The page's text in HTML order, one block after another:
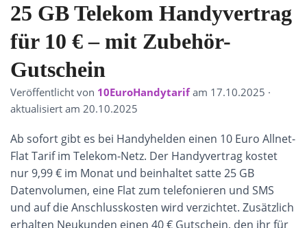
N
25 GB Telekom Handyvertrag
für 10 € – mit Zubehör-
Gutschein
Veröffentlicht von 10EuroHandytarifam 17.10.2025 ·
aktualisiert am 20.10.2025
Ab sofort gibt es bei Handyhelden einen 10 Euro Allnet-
Flat Tarif im Telekom-Netz. Der Handyvertrag kostet
nur 9,99 € im Monat und beinhaltet satte 25 GB
Datenvolumen, eine Flat zum telefonieren und SMS
und auf die Anschlusskosten wird verzichtet. Zusätzlich
erhalten Neukunden einen 40 € Gutschein, den ihr für